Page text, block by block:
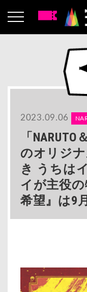
2023.09.06
「
のオリジ
き うちは
イが主役
希望』は9